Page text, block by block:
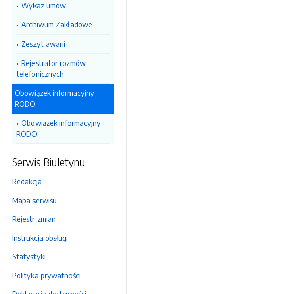
Wykaz umów
Archiwum Zakładowe
Zeszyt awarii
Rejestrator rozmów
telefonicznych
Obowiązek informacyjny
RODO
Obowiązek informacyjny
RODO
Serwis Biuletynu
Redakcja
Mapa serwisu
Rejestr zmian
Instrukcja obsługi
Statystyki
Polityka prywatności